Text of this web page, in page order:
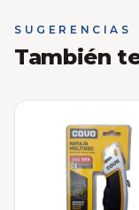
SUGERENCIAS
También